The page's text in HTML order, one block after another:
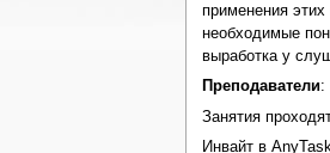
применения
необходимые
выработка у
Преподаватели:
Занятия
Инвайт в